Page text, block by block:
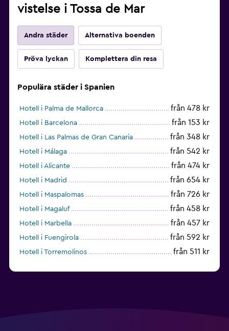
vistelse i Tossa de Mar
Andra städer Alternativa boenden
Pröva lyckan Komplettera din resa
Populära städer i Spanien
Hotell i Palma de Mallorca från 478 kr
Hotell i Barcelona från 153 kr
Hotell i Las Palmas de Gran Canaria från 348 kr
Hotell i Málaga från 542 kr
Hotell i Alicante från 474 kr
Hotell i Madrid från 654 kr
Hotell i Maspalomas från 726 kr
Hotell i Magaluf från 458 kr
Hotell i Marbella från 457 kr
Hotell i Fuengirola från 592 kr
Hotell i Torremolinos från 511 kr